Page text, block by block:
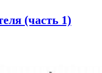
(часть 1)